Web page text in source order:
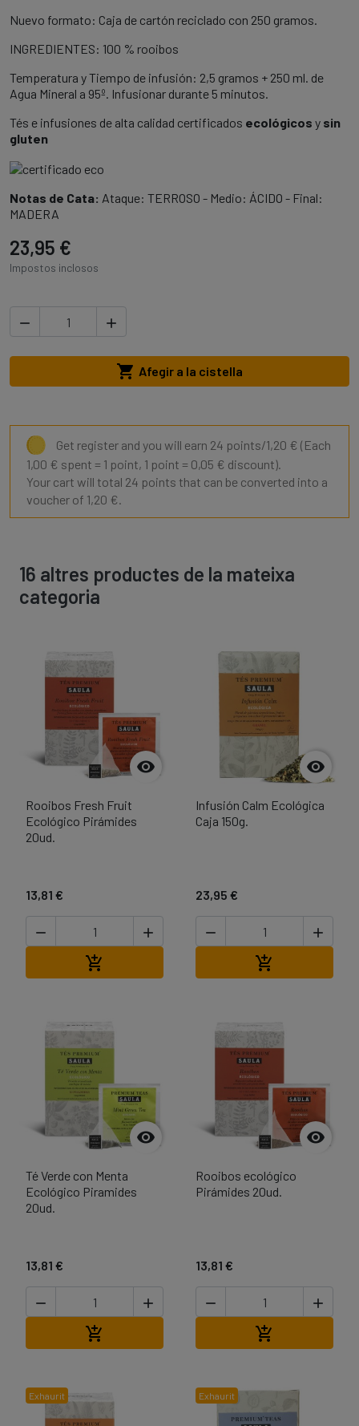
Nuevo formato: Caja de cartón reciclado con 250 gramos.
INGREDIENTES: 100 % rooibos
Temperatura y Tiempo de infusión: 2,5 gramos + 250 ml. de
Agua Mineral a 95º. Infusionar durante 5 minutos.
Tés e infusiones de alta calidad certificados ecológicos y sin
gluten
Notas de Cata: Ataque: TERROSO - Medio: ÁCIDO - Final:
MADERA
23,95 €
Impostos inclosos
 
 Afegir a la cistella
Get register and you will earn 24 points/1,20 € (Each
1,00 € spent = 1 point, 1 point = 0,05 € discount).
Your cart will total 24 points that can be converted into a
voucher of 1,20 €.
16 altres productes de la mateixa
categoria

Rooibos Fresh Fruit
Ecológico Pirámides
20ud.
13,81 €
 


Infusión Calm Ecológica
Caja 150g.
23,95 €
 


Té Verde con Menta
Ecológico Piramides
20ud.
13,81 €
 


Rooibos ecológico
Pirámides 20ud.
13,81 €
 

Exhaurit Exhaurit